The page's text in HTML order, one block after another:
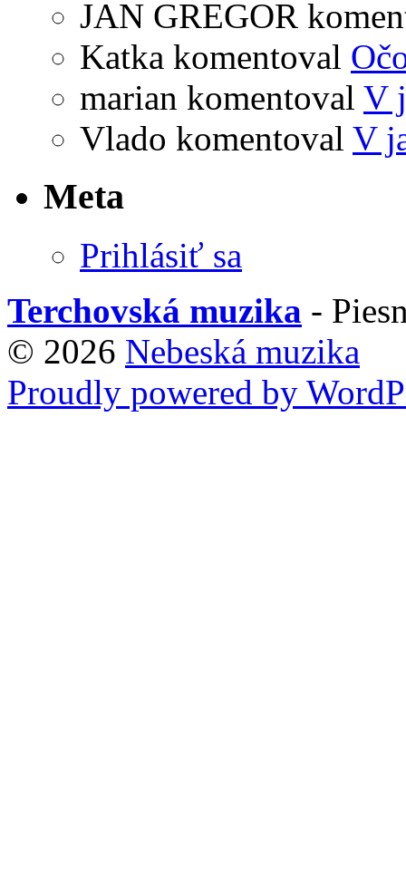
JAN GREGOR
Katka komentoval
marian komentoval V
Vlado komentoval V
Meta
Prihlásiť sa
Terchovská muzika -
© 2026 Nebeská muzika
Proudly powered by